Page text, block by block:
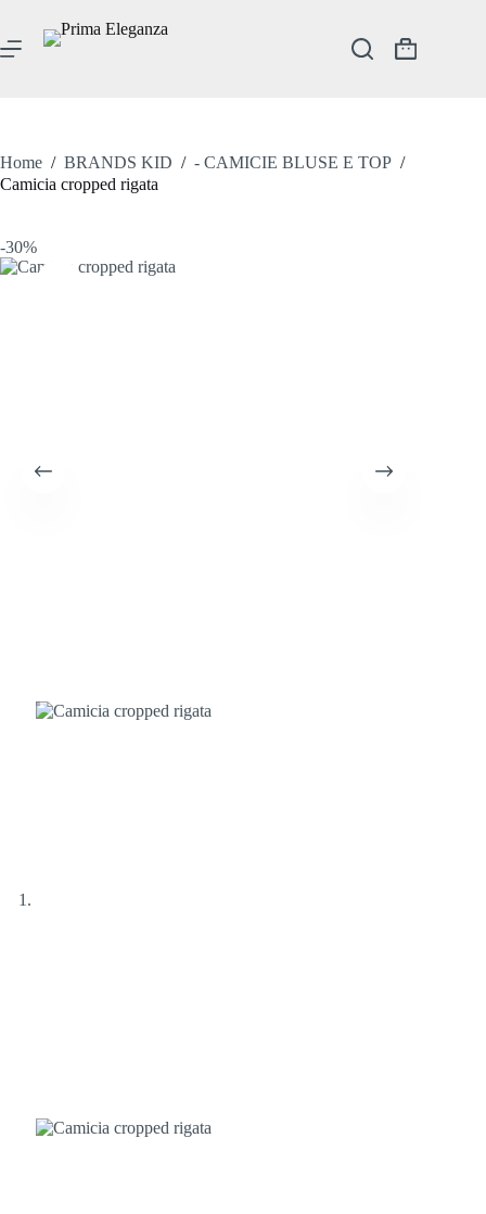
contenuto
Carrello
Home / BRANDS KID / - CAMICIE BLUSE E TOP /
Camicia cropped rigata
-30%